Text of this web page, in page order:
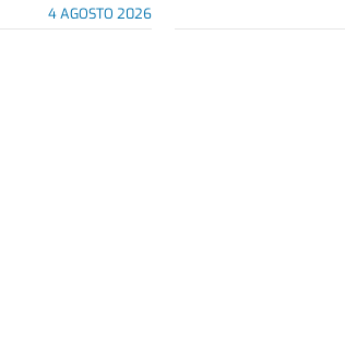
4 AGOSTO 2026